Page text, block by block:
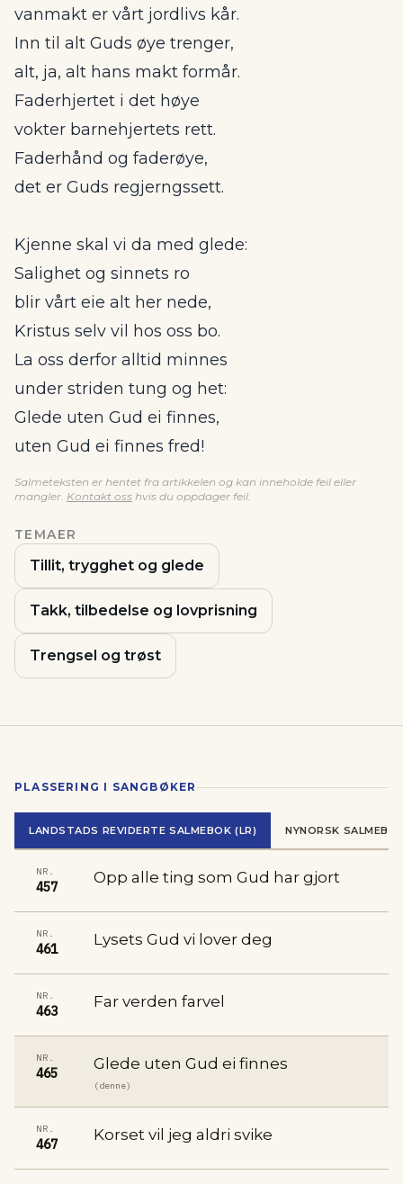
vanmakt er vårt jordlivs kår.
Inn til alt Guds øye trenger,
alt, ja, alt hans makt formår.
Faderhjertet i det høye
vokter barnehjertets rett.
Faderhånd og faderøye,
det er Guds regjerngssett.
Kjenne skal vi da med glede:
Salighet og sinnets ro
blir vårt eie alt her nede,
Kristus selv vil hos oss bo.
La oss derfor alltid minnes
under striden tung og het:
Glede uten Gud ei finnes,
uten Gud ei finnes fred!
Salmeteksten er hentet fra artikkelen og kan inneholde feil eller
mangler. Kontakt oss hvis du oppdager feil.
TEMAER
Tillit, trygghet og glede
Takk, tilbedelse og lovprisning
Trengsel og trøst
PLASSERING I SANGBØKER
LANDSTADS REVIDERTE SALMEBOK (LR) NYNORSK
NR.
457
Opp alle ting som Gud har gjort
NR.
461
Lysets Gud vi lover deg
NR.
463
Far verden farvel
NR.
465
Glede uten Gud ei finnes
(denne)
NR.
467
Korset vil jeg aldri svike